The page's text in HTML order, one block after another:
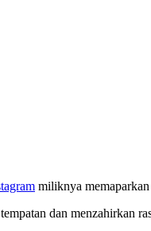
miliknya
dan menzahirkan